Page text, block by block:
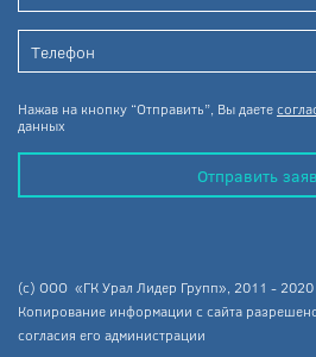
Нажав на кнопку “Отправить”, Вы даете
данных
Отправить
(c) ООО «ГК Урал Лидер Групп», 2011 - 2020
Копирование информации с сайта
согласия его администрации